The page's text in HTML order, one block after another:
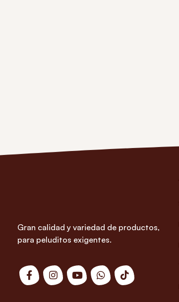
Gran calidad y variedad de productos,
para peluditos exigentes.